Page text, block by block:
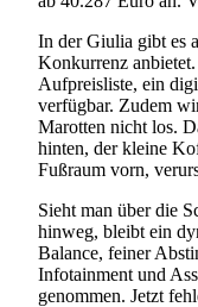
In der Giulia gibt es
Konkurrenz anbietet.
Aufpreisliste, ein
verfügbar. Zudem
Marotten nicht los.
hinten, der kleine
Fußraum vorn,
Sieht man über die
hinweg, bleibt ein
Balance, feiner
Infotainment und
genommen. Jetzt